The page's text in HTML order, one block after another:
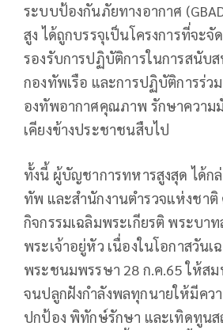
ระบบป้องกันภัยทางอากาศ
สูง ได้ถูกบรรจุเป็นโครงการที่จะ
รองรับการปฏิบัติการในการสนับ
กองทัพเรือ และการปฏิบัติการร่ว
องทัพอากาศคุณภาพ รักษาความ
เคียงข้างประชาชนสืบไป
ทั้งนี้ ผู้บัญชาการทหารสูงสุด ได้ก
ทัพ และสำนักงานตำรวจแห่งชาติ
กิจกรรมเฉลิมพระเกียรติ พระบาท
พระเจ้าอยู่หัว เนื่องในโอกาสวันเ
พระชนมพรรษา 28 ก.ค.65 ให้สม
จนปลูกฝังกำลังพลทุกนายให้มีคว
ปกป้อง พิทักษ์รักษา และเทิดทูน